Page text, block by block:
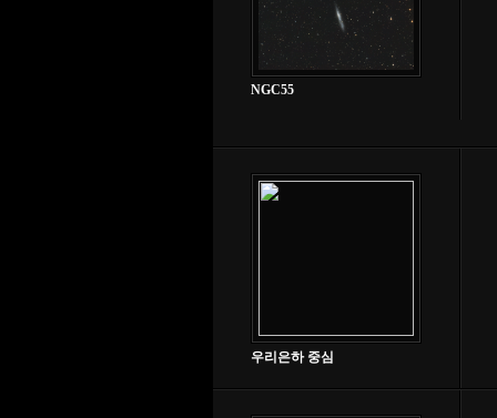
NGC55
우리은하 중심